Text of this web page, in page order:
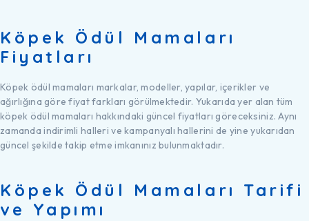
Köpek Ödül Mamaları
Fiyatları
Köpek ödül mamaları markalar, modeller, yapılar, içerikler ve
ağırlığına göre fiyat farkları görülmektedir. Yukarıda yer alan tüm
köpek ödül mamaları hakkındaki güncel fiyatları göreceksiniz. Aynı
zamanda indirimli halleri ve kampanyalı hallerini de yine yukarıdan
güncel şekilde takip etme imkanınız bulunmaktadır.
Köpek Ödül Mamaları Tarifi
ve Yapımı